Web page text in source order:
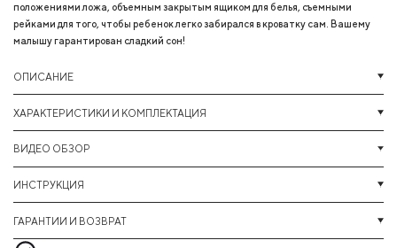
положениями ложа, объемным закрытым ящиком для белья, съемными
рейками для того, чтобы ребенок легко забирался в кроватку сам. Вашему
малышу гарантирован сладкий сон!
ОПИСАНИЕ
ХАРАКТЕРИСТИКИ И КОМПЛЕКТАЦИЯ
ВИДЕО ОБЗОР
ИНСТРУКЦИЯ
ГАРАНТИИ И ВОЗВРАТ